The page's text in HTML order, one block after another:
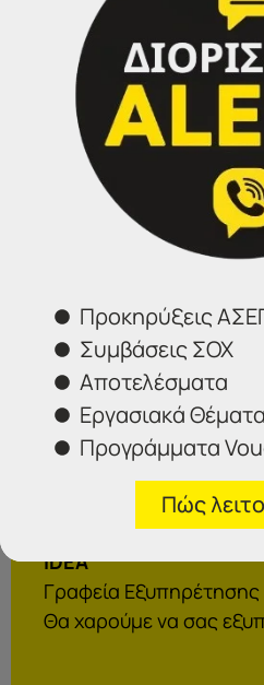
συμπλήρωση και
υποβολή της
Τηλέφωνα
IDEA Εύοσμος:
Επικοινωνήστε
IDEA
Γραφεία Εξυπηρέτησης
Θα χαρούμε να σας
Προκηρύξεις
Συμβάσεις ΣΟΧ
Αποτελέσματα
Εργασιακά Θέματα
Προγράμματα
Πώς